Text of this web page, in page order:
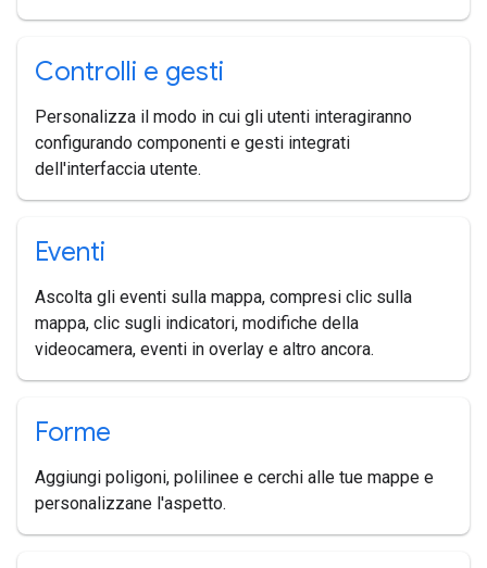
Controlli e gesti
Personalizza il modo in cui gli utenti interagiranno
configurando componenti e gesti integrati
dell'interfaccia utente.
Eventi
Ascolta gli eventi sulla mappa, compresi clic sulla
mappa, clic sugli indicatori, modifiche della
videocamera, eventi in overlay e altro ancora.
Forme
Aggiungi poligoni, polilinee e cerchi alle tue mappe e
personalizzane l'aspetto.